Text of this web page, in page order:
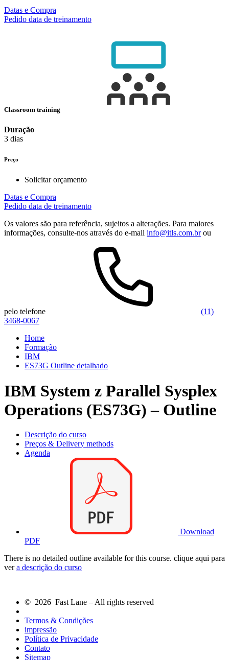
Datas e Compra
Pedido data de treinamento
Classroom training
Duração
3 dias
Preço
Solicitar orçamento
Datas e Compra
Pedido data de treinamento
Os valores são para referência, sujeitos a alterações. Para maiores
informações, consulte-nos através do e-mail info@itls.com.brou
pelo telefone
(11)
3468-0067
Home
Formação
IBM
ES73G Outline detalhado
IBM System z Parallel Sysplex
Operations (ES73G) – Outline
Descrição do curso
Preços & Delivery methods
Agenda
Download
PDF
There is no detailed outline available for this course. clique aqui para
vera descrição do curso
© 2026 Fast Lane – All rights reserved
Termos & Condições
impressão
Política de Privacidade
Contato
Sitemap